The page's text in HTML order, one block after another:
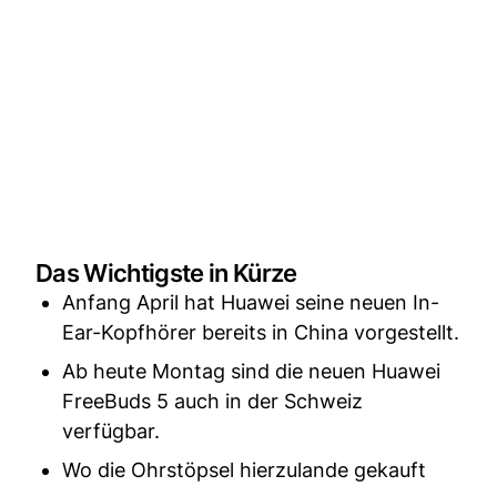
Das Wichtigste in Kürze
Anfang April hat Huawei seine neuen In-
Ear-Kopfhörer bereits in China vorgestellt.
Ab heute Montag sind die neuen Huawei
FreeBuds 5 auch in der Schweiz
verfügbar.
Wo die Ohrstöpsel hierzulande gekauft